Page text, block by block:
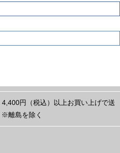
4,400円（税込）以上お買い上げで送
※離島を除く